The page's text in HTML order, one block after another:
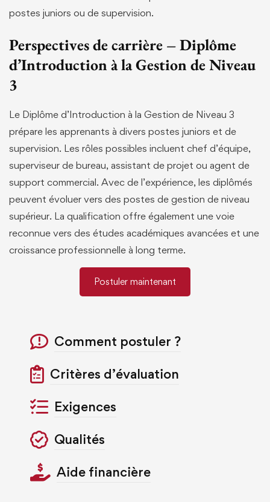
postes juniors ou de supervision.
Perspectives de carrière – Diplôme
d’Introduction à la Gestion de Niveau
3
Le Diplôme d’Introduction à la Gestion de Niveau 3
prépare les apprenants à divers postes juniors et de
supervision. Les rôles possibles incluent chef d’équipe,
superviseur de bureau, assistant de projet ou agent de
support commercial. Avec de l’expérience, les diplômés
peuvent évoluer vers des postes de gestion de niveau
supérieur. La qualification offre également une voie
reconnue vers des études académiques avancées et une
croissance professionnelle à long terme.
Postuler maintenant
Comment postuler ?
Critères d’évaluation
Exigences
Qualités
Aide financière